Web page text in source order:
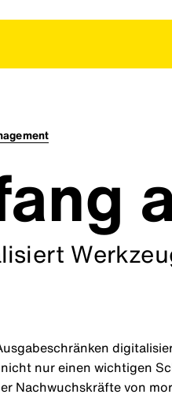
nur einen wichtigen
Nachwuchskräfte von